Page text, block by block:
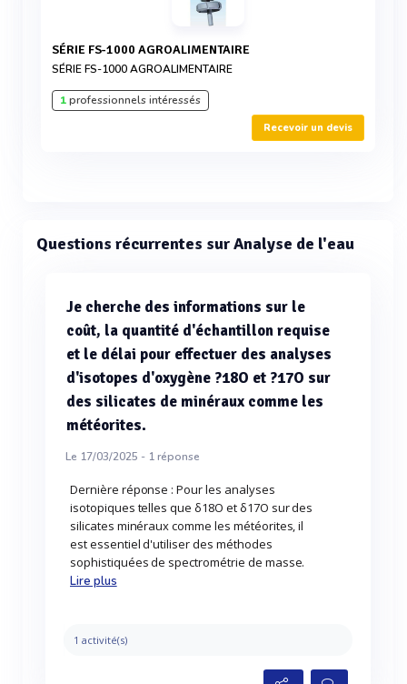
SÉRIE FS-1000 AGROALIMENTAIRE
SÉRIE FS-1000 AGROALIMENTAIRE
1professionnels intéressés
Recevoir un devis
Questions récurrentes sur Analyse de l'eau
Je cherche des informations sur le
coût, la quantité d'échantillon requise
et le délai pour effectuer des analyses
d'isotopes d'oxygène ?18O et ?17O sur
des silicates de minéraux comme les
météorites.
Le 17/03/2025 - 1réponse
Dernière réponse : Pour les analyses
isotopiques telles que δ18O et δ17O sur des
silicates minéraux comme les météorites, il
est essentiel d'utiliser des méthodes
sophistiquées de spectrométrie de masse.
Lire plus
1 activité(s)